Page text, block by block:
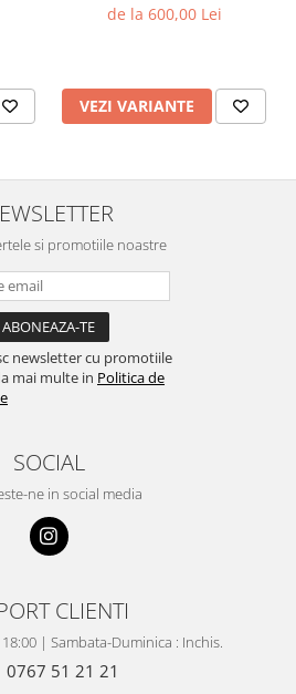
de la 600,00 Lei
VEZI VARIANTE
si promotiile noastre
newsletter cu promotiile
mai multe in Politica de
SOCIAL
ne in social media
CLIENTI
| Sambata-Duminica : Inchis.
0767 51 21 21